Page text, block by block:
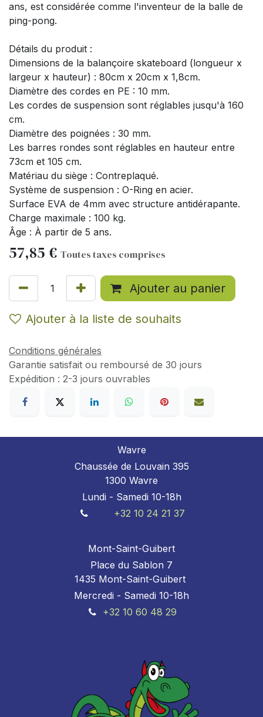
ans, est considérée comme l'inventeur de la balle de
ping-pong.
Détails du produit :
Dimensions de la balançoire skateboard (longueur x
largeur x hauteur) : 80cm x 20cm x 1,8cm.
Diamètre des cordes en PE : 10 mm.
Les cordes de suspension sont réglables jusqu'à 160
cm.
Diamètre des poignées : 30 mm.
Les barres rondes sont réglables en hauteur entre
73cm et 105 cm.
Matériau du siège : Contreplaqué.
Système de suspension : O-Ring en acier.
Surface EVA de 4mm avec structure antidérapante.
Charge maximale : 100 kg.
Âge : À partir de 5 ans.
57,85 € Toutes taxes comprises
Ajouter au panier
Ajouter à la liste de souhaits
Conditions générales
Garantie satisfait ou remboursé de 30 jours
Expédition : 2-3 jours ouvrables
Wavre
Chaussée de Louvain 395
1300 Wavre
Lundi - Samedi 10-18h
+32 10 24 21 37
Mont-Saint-Guibert
Place du Sablon 7
1435 Mont-Saint-Guibert
Mercredi - Samedi 10-18h
+32 10 60 48 29